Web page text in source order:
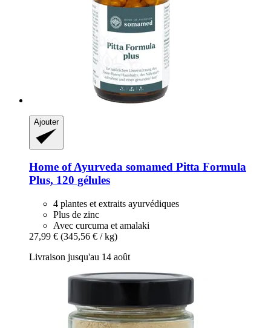
Ajouter
Home of Ayurveda somamed Pitta Formula
Plus, 120 gélules
4 plantes et extraits ayurvédiques
Plus de zinc
Avec curcuma et amalaki
27,99 € (345,56 € / kg)
Livraison jusqu'au 14 août